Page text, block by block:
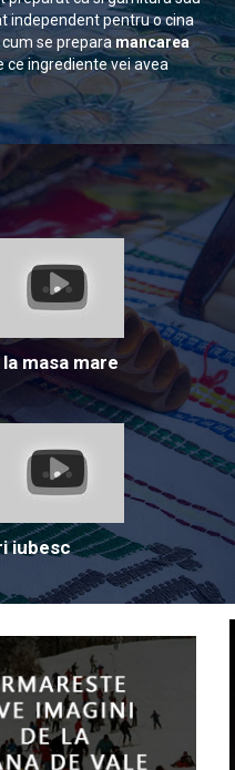
independent pentru o cina
se prepara mancarea
ce ingrediente vei avea
masa mare
iubesc